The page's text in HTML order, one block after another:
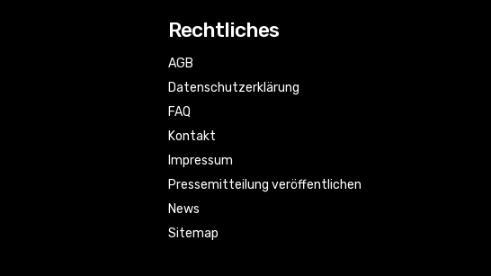
Rechtliches
AGB
Datenschutzerklärung
FAQ
Kontakt
Impressum
Pressemitteilung veröffentlichen
News
Sitemap